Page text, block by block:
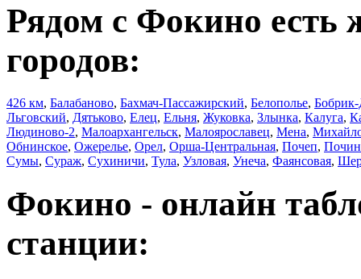
Рядом с Фокино есть
городов:
426 км, Балабаново, Бахмач-Пассажирский, Белополье,
Льговский, Дятьково, Елец, Ельня, Жуковка, Злынка, Калуга,
Людиново-2, Малоархангельск, Малоярославец, Мена,
Обнинское, Ожерелье, Орел, Орша-Центральная, Почеп,
Сумы, Сураж, Сухиничи, Тула, Узловая, Унеча, Фаянсовая,
Фокино - онлайн
станции: